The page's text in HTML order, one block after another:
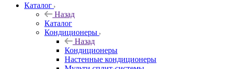
Каталог
Назад
Каталог
Кондиционеры
Назад
Кондиционеры
Настенные кондиционеры